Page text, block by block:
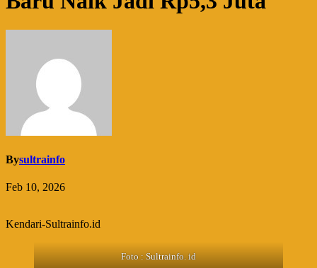
Bysultrainfo
Feb 10, 2026
Kendari-Sultrainfo.id
Foto : Sultrainfo. id